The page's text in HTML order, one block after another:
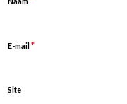
E-mail*
Site